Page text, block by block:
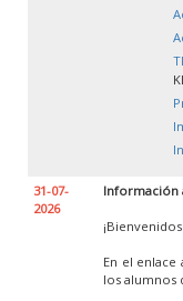
31-07-
2026
Información
¡Bienvenidos
En el
los alumnos